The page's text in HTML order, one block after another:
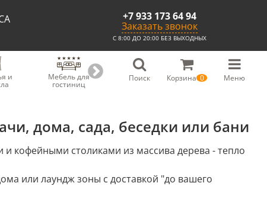
+7 933 173 64 94
Заказать звонок
С 8:00 ДО 20:00 БЕЗ ВЫХОДНЫХ
и Мебель для
гостиниц
Мебель для Скамьи из
массива
Поиск Корзина 0 Меню
дома, сада, беседки или бани
кофейными столиками из массива дерева - тепло
или лаундж зоны с доставкой "до вашего